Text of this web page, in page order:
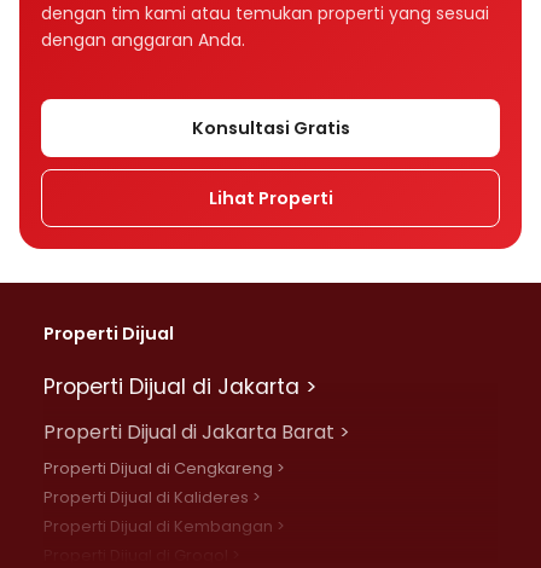
dengan tim kami atau temukan properti yang sesuai
dengan anggaran Anda.
Konsultasi Gratis
Lihat Properti
Properti Dijual
Properti Dijual di Jakarta >
Properti Dijual di Jakarta Barat >
Properti Dijual di Cengkareng >
Properti Dijual di Kalideres >
Properti Dijual di Kembangan >